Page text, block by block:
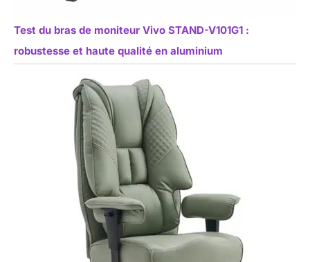
Test du bras de moniteur Vivo STAND-V101G1 :
robustesse et haute qualité en aluminium